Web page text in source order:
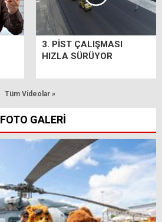
3. PİST ÇALIŞMASI
HIZLA SÜRÜYOR
Tüm Videolar »
FOTO GALERİ